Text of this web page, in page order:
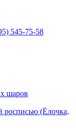
545-75-58
шаров
росписью (Ёлочка,